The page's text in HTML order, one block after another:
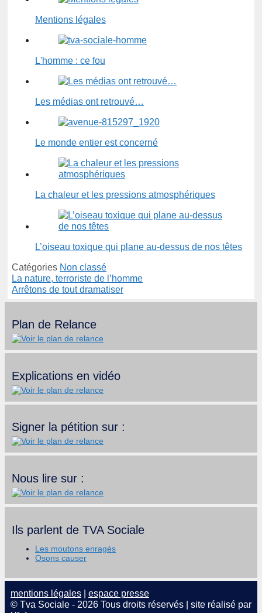
Mentions légales
L'homme : ce fou
Les médias ont retrouvé…
Le monde entier est concerné
La chaleur et les pressions atmosphériques
L’oiseau toxique qui plane au-dessus de nos têtes
Catégories Non classé
La nature, terroriste de l’homme
Arrêtons de tout dramatiser
Plan de Relance
Explications en vidéo
Signer la pétition sur :
Nous lire sur :
Ils parlent de TVA Sociale
Les moutons enragés
Osons causer
mentions légales
espace presse
© Tva Sociale - 2026 Tous droits réservés | site réalisé par